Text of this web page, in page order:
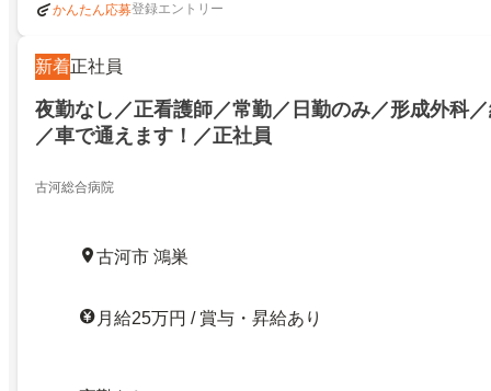
かんたん応募登録エントリー
新着正社員
夜勤なし／正看護師／常勤／日勤のみ／形成外科
／車で通えます！／正社員
古河総合病院
古河市 鴻巣
月給25万円 / 賞与・昇給あり